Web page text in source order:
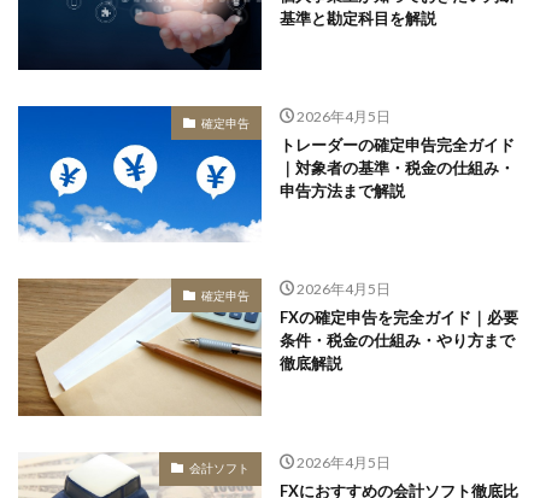
基準と勘定科目を解説
確定申告 2026年4月5日
トレーダーの確定申告完全ガイド
｜対象者の基準・税金の仕組み・
申告方法まで解説
確定申告 2026年4月5日
FXの確定申告を完全ガイド｜必要
条件・税金の仕組み・やり方まで
徹底解説
会計ソフト 2026年4月5日
FXにおすすめの会計ソフト徹底比